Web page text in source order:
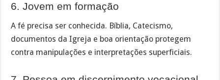
6. Jovem em formação
A fé precisa ser conhecida. Bíblia, Catecismo,
documentos da Igreja e boa orientação protegem
contra manipulações e interpretações superficiais.